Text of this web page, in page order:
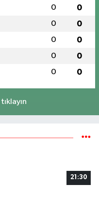
0 0
0 0
0 0
0 0
0 0
21:30